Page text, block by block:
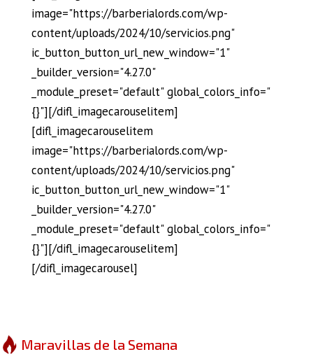
image="https://barberialords.com/wp-
content/uploads/2024/10/servicios.png"
ic_button_button_url_new_window="1"
_builder_version="4.27.0"
_module_preset="default" global_colors_info="
{}"][/difl_imagecarouselitem]
[difl_imagecarouselitem
image="https://barberialords.com/wp-
content/uploads/2024/10/servicios.png"
ic_button_button_url_new_window="1"
_builder_version="4.27.0"
_module_preset="default" global_colors_info="
{}"][/difl_imagecarouselitem]
[/difl_imagecarousel]
Maravillas de la Semana